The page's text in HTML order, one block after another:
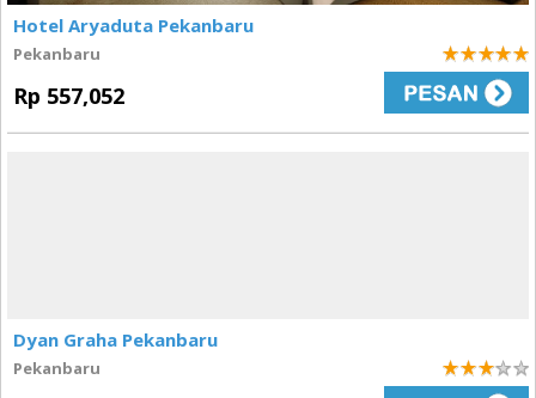
Hotel Aryaduta Pekanbaru
Pekanbaru
Rp 557,052
5
Dyan Graha Pekanbaru
Pekanbaru
3